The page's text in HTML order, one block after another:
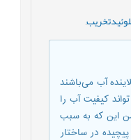
,
آب می‌باشند
كيفيت آب را
این كه به سبب
در ساختار